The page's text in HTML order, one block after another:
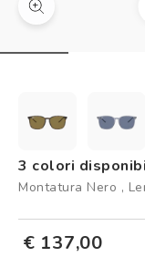
Controllo visivo
Carta fedeltà
Logout
3 colori
Montatura Nero ,
€ 137,00